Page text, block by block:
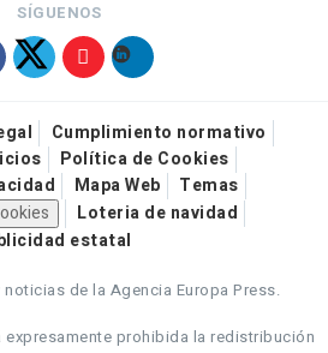
SÍGUENOS
Cumplimiento normativo
Política de Cookies
Mapa Web
Temas
Loteria de navidad
estatal
de la Agencia Europa Press.
expresamente prohibida la redistribución